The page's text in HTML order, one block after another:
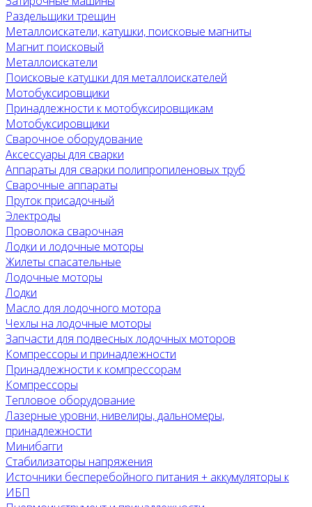
Раздельщики трещин
Металлоискатели, катушки, поисковые магниты
Магнит поисковый
Металлоискатели
Поисковые катушки для металлоискателей
Мотобуксировщики
Принадлежности к мотобуксировщикам
Мотобуксировщики
Сварочное оборудование
Аксессуары для сварки
Аппараты для сварки полипропиленовых труб
Сварочные аппараты
Пруток присадочный
Электроды
Проволока сварочная
Лодки и лодочные моторы
Жилеты спасательные
Лодочные моторы
Лодки
Масло для лодочного мотора
Чехлы на лодочные моторы
Запчасти для подвесных лодочных моторов
Компрессоры и принадлежности
Принадлежности к компрессорам
Компрессоры
Тепловое оборудование
Лазерные уровни, нивелиры, дальномеры,
принадлежности
Минибагги
Стабилизаторы напряжения
Источники бесперебойного питания + аккумуляторы к
ИБП